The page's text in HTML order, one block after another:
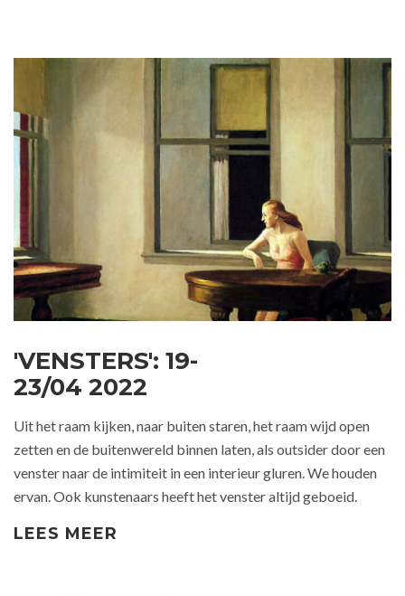
'VENSTERS': 19-
23/04 2022
Uit het raam kijken, naar buiten staren, het raam wijd open
zetten en de buitenwereld binnen laten, als outsider door een
venster naar de intimiteit in een interieur gluren. We houden
ervan. Ook kunstenaars heeft het venster altijd geboeid.
LEES MEER